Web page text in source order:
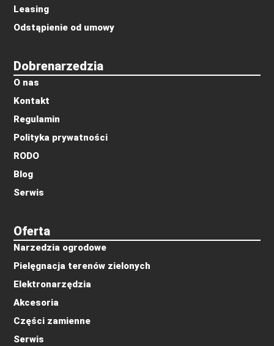
Oferta
Narzedzia ogrodowe
Pielęgnacja terenów zielonych
Elektronarzędzia
Akcesoria
Części zamienne
Serwis
Dobrenarzedzia
O nas
Kontakt
Regulamin
Polityka prywatności
RODO
Blog
Serwis
Leasing
Odstąpienie od umowy